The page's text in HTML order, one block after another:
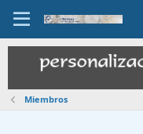
Miembros